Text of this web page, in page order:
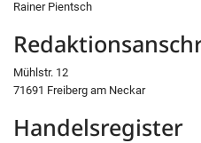
Rainer Pientsch
Mühlstr. 12
71691 Freiberg am Neckar
Handelsregister